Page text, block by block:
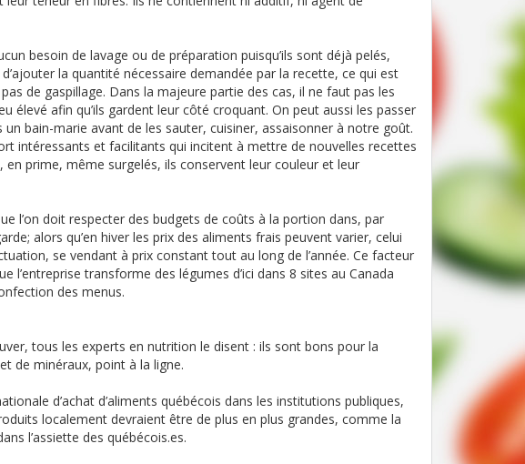
besoin de lavage ou de préparation puisqu’ils sont déjà pelés,
la quantité nécessaire demandée par la recette, ce qui est
de gaspillage. Dans la majeure partie des cas, il ne faut pas les
élevé afin qu’ils gardent leur côté croquant. On peut aussi les passer
bain-marie avant de les sauter, cuisiner, assaisonner à notre goût.
intéressants et facilitants qui incitent à mettre de nouvelles recettes
prime, même surgelés, ils conservent leur couleur et leur
l’on doit respecter des budgets de coûts à la portion dans, par
alors qu’en hiver les prix des aliments frais peuvent varier, celui
se vendant à prix constant tout au long de l’année. Ce facteur
l’entreprise transforme des légumes d’ici dans 8 sites au Canada
des menus.
tous les experts en nutrition le disent : ils sont bons pour la
de minéraux, point à la ligne.
d’achat d’aliments québécois dans les institutions publiques,
localement devraient être de plus en plus grandes, comme la
l’assiette des québécois.es.